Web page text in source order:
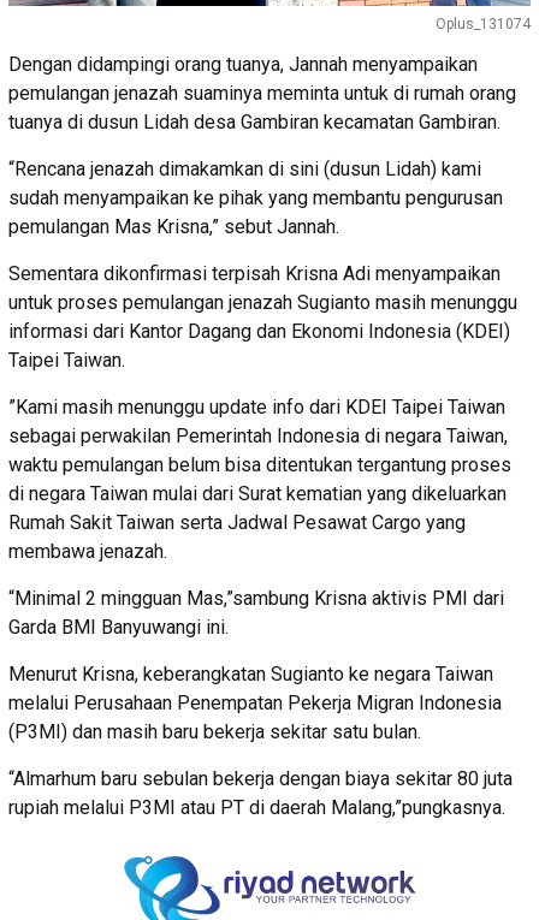
Oplus_131074
Dengan didampingi orang tuanya, Jannah menyampaikan
pemulangan jenazah suaminya meminta untuk di rumah orang
tuanya di dusun Lidah desa Gambiran kecamatan Gambiran.
“Rencana jenazah dimakamkan di sini (dusun Lidah) kami
sudah menyampaikan ke pihak yang membantu pengurusan
pemulangan Mas Krisna,” sebut Jannah.
Sementara dikonfirmasi terpisah Krisna Adi menyampaikan
untuk proses pemulangan jenazah Sugianto masih menunggu
informasi dari Kantor Dagang dan Ekonomi Indonesia (KDEI)
Taipei Taiwan.
”Kami masih menunggu update info dari KDEI Taipei Taiwan
sebagai perwakilan Pemerintah Indonesia di negara Taiwan,
waktu pemulangan belum bisa ditentukan tergantung proses
di negara Taiwan mulai dari Surat kematian yang dikeluarkan
Rumah Sakit Taiwan serta Jadwal Pesawat Cargo yang
membawa jenazah.
“Minimal 2 mingguan Mas,”sambung Krisna aktivis PMI dari
Garda BMI Banyuwangi ini.
Menurut Krisna, keberangkatan Sugianto ke negara Taiwan
melalui Perusahaan Penempatan Pekerja Migran Indonesia
(P3MI) dan masih baru bekerja sekitar satu bulan.
“Almarhum baru sebulan bekerja dengan biaya sekitar 80 juta
rupiah melalui P3MI atau PT di daerah Malang,”pungkasnya.